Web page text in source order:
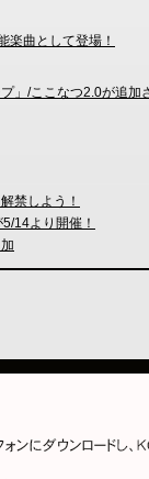
楽曲として登場！
」/ここなつ2.0が追加
禁しよう！
14より開催！